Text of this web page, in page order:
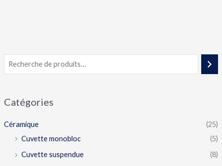
Catégories
Céramique
(25)
Cuvette monobloc
(5)
Cuvette suspendue
(8)